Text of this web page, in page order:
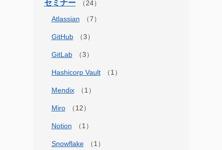
セミナー
Atlassian
GitHub
GitLab
Hashicorp Vault
Mendix
Miro
Notion
Snowflake